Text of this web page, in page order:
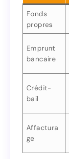
Fonds
propres
Emprunt
bancaire
Crédit-
bail
Affactura
ge
ndations
Idéal pour
Maximum
Situations
d’urgence